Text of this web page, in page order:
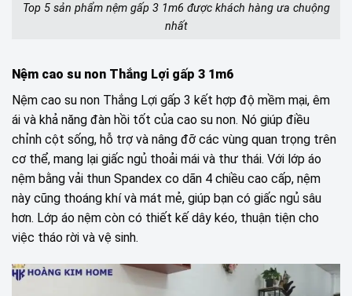
Top 5 sản phẩm nệm gấp 3 1m6 được khách hàng ưa chuộng
nhất
Nệm cao su non Thắng Lợi gấp 3 1m6
Nệm cao su non Thắng Lợi gấp 3 kết hợp độ mềm mại, êm
ái và khả năng đàn hồi tốt của cao su non. Nó giúp điều
chỉnh cột sống, hỗ trợ và nâng đỡ các vùng quan trọng trên
cơ thể, mang lại giấc ngủ thoải mái và thư thái. Với lớp áo
nệm bằng vải thun Spandex co dãn 4 chiều cao cấp, nệm
này cũng thoáng khí và mát mẻ, giúp bạn có giấc ngủ sâu
hơn. Lớp áo nệm còn có thiết kế dây kéo, thuận tiện cho
việc tháo rời và vệ sinh.